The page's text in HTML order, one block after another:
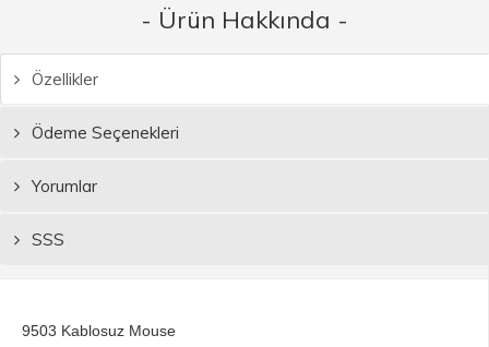
- Ürün Hakkında -
Özellikler
Ödeme Seçenekleri
Yorumlar
SSS
9503 Kablosuz Mouse